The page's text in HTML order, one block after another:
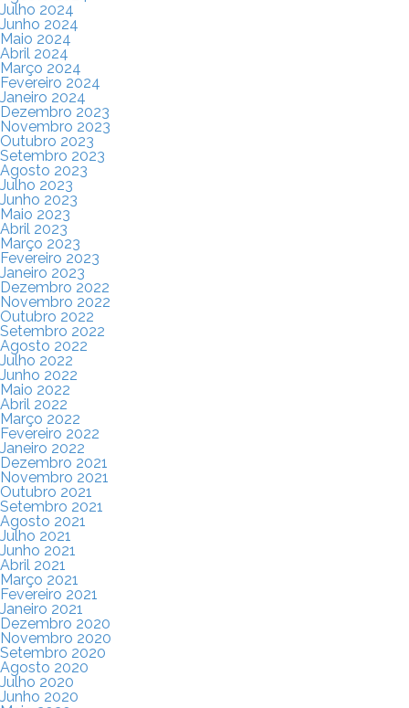
Julho 2024
Junho 2024
Maio 2024
Abril 2024
Março 2024
Fevereiro 2024
Janeiro 2024
Dezembro 2023
Novembro 2023
Outubro 2023
Setembro 2023
Agosto 2023
Julho 2023
Junho 2023
Maio 2023
Abril 2023
Março 2023
Fevereiro 2023
Janeiro 2023
Dezembro 2022
Novembro 2022
Outubro 2022
Setembro 2022
Agosto 2022
Julho 2022
Junho 2022
Maio 2022
Abril 2022
Março 2022
Fevereiro 2022
Janeiro 2022
Dezembro 2021
Novembro 2021
Outubro 2021
Setembro 2021
Agosto 2021
Julho 2021
Junho 2021
Abril 2021
Março 2021
Fevereiro 2021
Janeiro 2021
Dezembro 2020
Novembro 2020
Setembro 2020
Agosto 2020
Julho 2020
Junho 2020